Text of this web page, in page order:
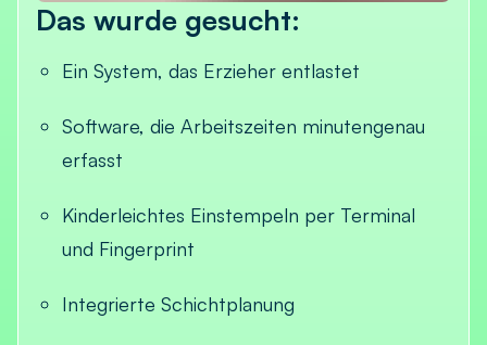
Das wurde gesucht:
Ein System, das Erzieher entlastet
Software, die Arbeitszeiten minutengenau
erfasst
Kinderleichtes Einstempeln per Terminal
und Fingerprint
Integrierte Schichtplanung